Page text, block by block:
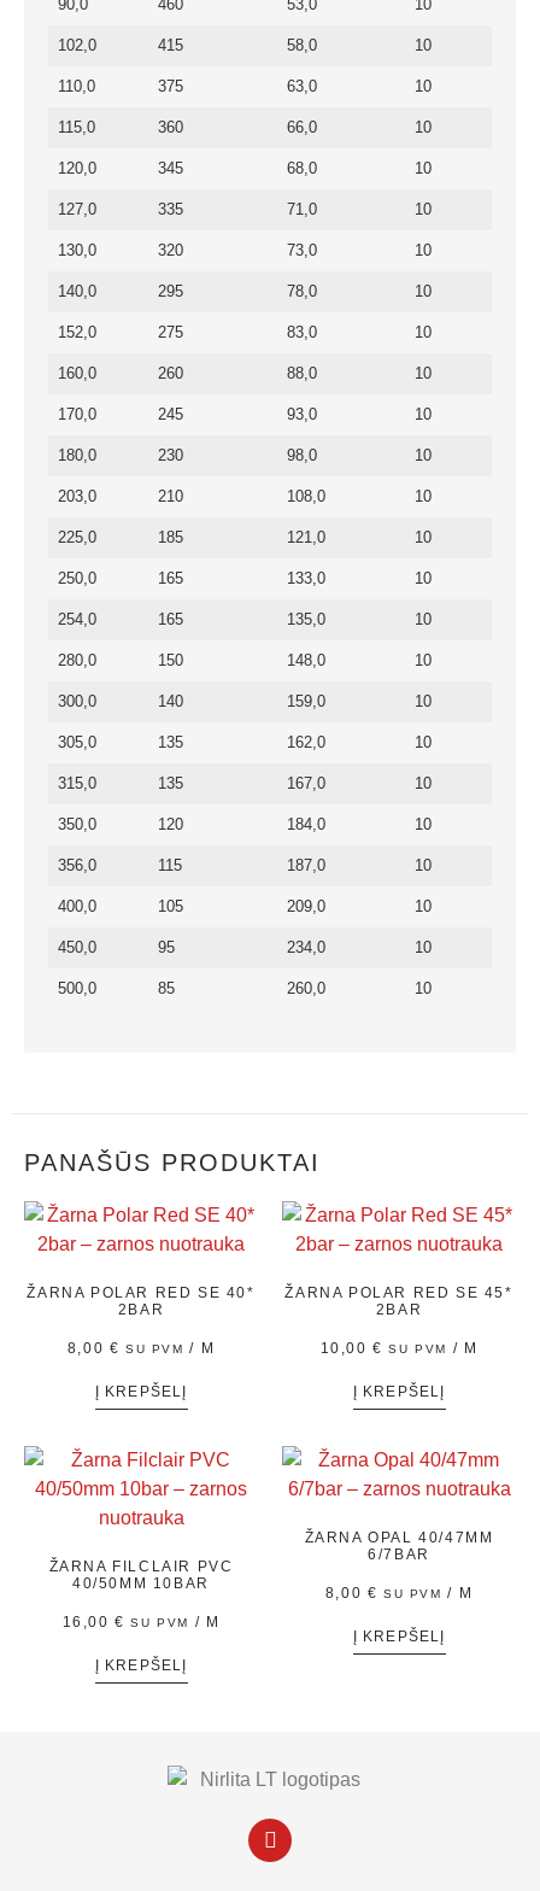
90,0 460 53,0 10
102,0 415 58,0 10
110,0 375 63,0 10
115,0 360 66,0 10
120,0 345 68,0 10
127,0 335 71,0 10
130,0 320 73,0 10
140,0 295 78,0 10
152,0 275 83,0 10
160,0 260 88,0 10
170,0 245 93,0 10
180,0 230 98,0 10
203,0 210 108,0 10
225,0 185 121,0 10
250,0 165 133,0 10
254,0 165 135,0 10
280,0 150 148,0 10
300,0 140 159,0 10
305,0 135 162,0 10
315,0 135 167,0 10
350,0 120 184,0 10
356,0 115 187,0 10
400,0 105 209,0 10
450,0 95 234,0 10
500,0 85 260,0 10
PANAŠŪS PRODUKTAI
ŽARNA POLAR RED SE 40*
2BAR
8,00 € SU PVM / M
Į KREPŠELĮ
ŽARNA POLAR RED SE 45*
2BAR
10,00€ SU PVM / M
Į KREPŠELĮ
ŽARNA FILCLAIR PVC
40/50MM 10BAR
16,00€ SU PVM / M
Į KREPŠELĮ
ŽARNA OPAL 40/47MM
6/7BAR
8,00 € SU PVM / M
Į KREPŠELĮ